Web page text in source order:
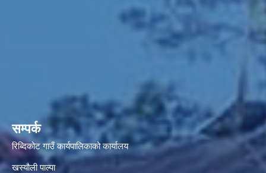
सम्पर्क
रिब्दिकोट गाउँ कार्यपालिकाको कार्यालय
खस्यौली पाल्पा